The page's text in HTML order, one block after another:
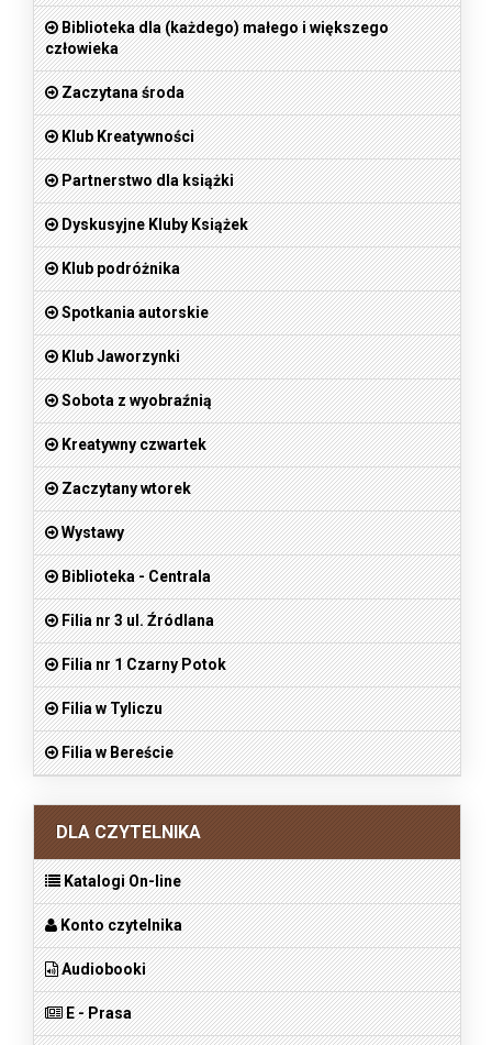
Biblioteka dla (każdego) małego i większego
człowieka
Zaczytana środa
Klub Kreatywności
Partnerstwo dla książki
Dyskusyjne Kluby Książek
Klub podróżnika
Spotkania autorskie
Klub Jaworzynki
Sobota z wyobraźnią
Kreatywny czwartek
Zaczytany wtorek
Wystawy
Biblioteka - Centrala
Filia nr 3 ul. Źródlana
Filia nr 1 Czarny Potok
Filia w Tyliczu
Filia w Bereście
DLA CZYTELNIKA
Katalogi On-line
Konto czytelnika
Audiobooki
E - Prasa